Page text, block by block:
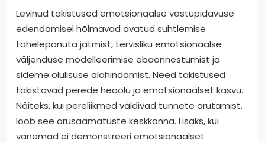
Levinud takistused emotsionaalse vastupidavuse
edendamisel hõlmavad avatud suhtlemise
tähelepanuta jätmist, tervisliku emotsionaalse
väljenduse modelleerimise ebaõnnestumist ja
sideme olulisuse alahindamist. Need takistused
takistavad perede heaolu ja emotsionaalset kasvu.
Näiteks, kui pereliikmed väldivad tunnete arutamist,
loob see arusaamatuste keskkonna. Lisaks, kui
vanemad ei demonstreeri emotsionaalset